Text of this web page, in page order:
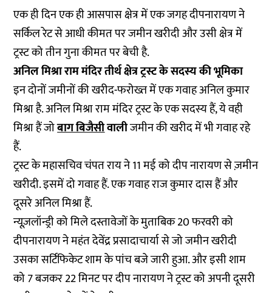
एक ही दिन एक ही आसपास क्षेत्र में एक जगह दीपनारायण ने
सर्किल रेट से आधी कीमत पर जमीन खरीदी और उसी क्षेत्र में
ट्रस्ट को तीन गुना कीमत पर बेची है.
अनिल मिश्रा राम मंदिर तीर्थ क्षेत्र ट्रस्ट के सदस्य की भूमिका
इन दोनों जमीनों की खरीद-फरोख्त में एक गवाह अनिल कुमार
मिश्रा है. अनिल मिश्रा राम मंदिर ट्रस्ट के एक सदस्य हैं, ये वही
मिश्रा हैं जोबाग बिजैसीवालीजमीन की खरीद में भी गवाह रहे
हैं.
ट्रस्ट के महासचिव चंपत राय ने 11 मई को दीप नारायण से ज़मीन
खरीदी. इसमें दो गवाह हैं. एक गवाह राज कुमार दास हैं और
दूसरे अनिल मिश्रा हैं.
न्यूज़लॉन्ड्री को मिले दस्तावेजों के मुताबिक 20 फरवरी को
दीपनारायण ने महंत देवेंद्र प्रसादाचार्या से जो जमीन खरीदी
उसका सर्टिफिकेट शाम के पांच बजे जारी हुआ. और इसी शाम
को 7 बजकर 22 मिनट पर दीप नारायण ने ट्रस्ट को अपनी दूसरी